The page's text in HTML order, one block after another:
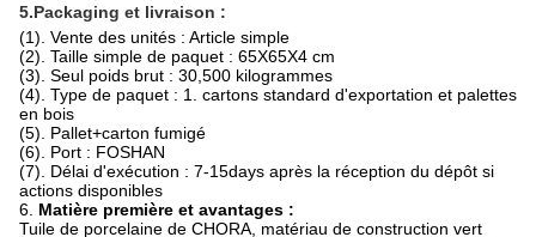
5.Packaging et livraison :
(1). Vente des unités : Article simple
(2). Taille simple de paquet : 65X65X4 cm
(3). Seul poids brut : 30,500 kilogrammes
(4). Type de paquet : 1. cartons standard d'exportation et palettes
en bois
(5). Pallet+carton fumigé
(6). Port : FOSHAN
(7). Délai d'exécution : 7-15days après la réception du dépôt si
actions disponibles
6. Matière première et avantages :
Tuile de porcelaine de CHORA, matériau de construction vert